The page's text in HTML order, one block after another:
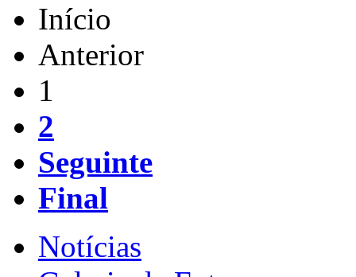
Início
Anterior
1
2
Seguinte
Final
Notícias